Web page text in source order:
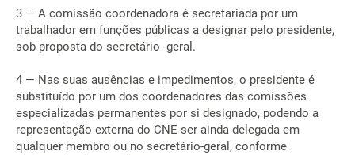
3 — A comissão coordenadora é secretariada por um
trabalhador em funções públicas a designar pelo presidente,
sob proposta do secretário -geral.
4 — Nas suas ausências e impedimentos, o presidente é
substituído por um dos coordenadores das comissões
especializadas permanentes por si designado, podendo a
representação externa do CNE ser ainda delegada em
qualquer membro ou no secretário-geral, conforme